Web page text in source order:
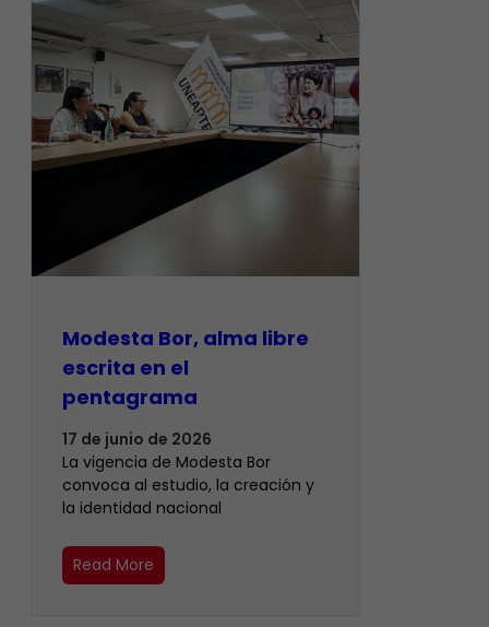
Modesta Bor, alma libre
escrita en el
pentagrama
17 de junio de 2026
La vigencia de Modesta Bor
convoca al estudio, la creación y
la identidad nacional
Read More